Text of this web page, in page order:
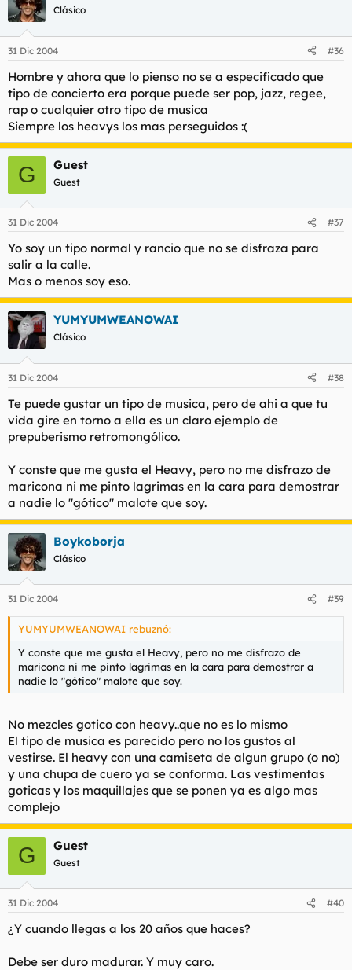
caracteristica, nada mas
Clásico
31 Dic 2004 #36
Hombre y ahora que lo pienso no se a especificado que
tipo de concierto era porque puede ser pop, jazz, regee,
rap o cualquier otro tipo de musica
Siempre los heavys los mas perseguidos :(
G Guest
Guest
31 Dic 2004 #37
Yo soy un tipo normal y rancio que no se disfraza para
salir a la calle.
Mas o menos soy eso.
YUMYUMWEANOWAI
Clásico
31 Dic 2004 #38
Te puede gustar un tipo de musica, pero de ahi a que tu
vida gire en torno a ella es un claro ejemplo de
prepuberismo retromongólico.
Y conste que me gusta el Heavy, pero no me disfrazo de
maricona ni me pinto lagrimas en la cara para demostrar
a nadie lo "gótico" malote que soy.
Boykoborja
Clásico
31 Dic 2004 #39
YUMYUMWEANOWAI rebuznó:
Y conste que me gusta el Heavy, pero no me disfrazo de
maricona ni me pinto lagrimas en la cara para demostrar a
nadie lo "gótico" malote que soy.
No mezcles gotico con heavy..que no es lo mismo
El tipo de musica es parecido pero no los gustos al
vestirse. El heavy con una camiseta de algun grupo (o no)
y una chupa de cuero ya se conforma. Las vestimentas
goticas y los maquillajes que se ponen ya es algo mas
complejo
G Guest
Guest
31 Dic 2004 #40
¿Y cuando llegas a los 20 años que haces?
Debe ser duro madurar. Y muy caro.